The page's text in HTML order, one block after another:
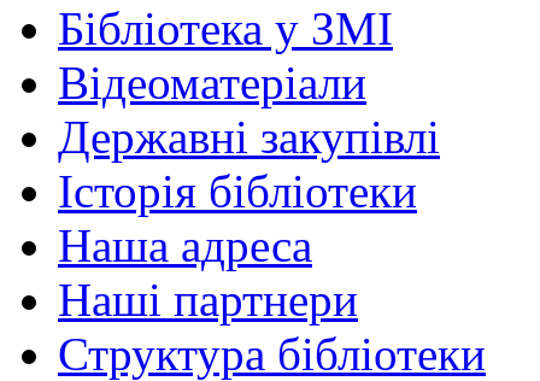
Бібліотека у ЗМІ
Відеоматеріали
Державні закупівлі
Історія бібліотеки
Наша адреса
Наші партнери
Структура бібліотеки